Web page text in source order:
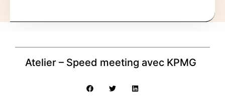
Atelier – Speed meeting avec KPMG